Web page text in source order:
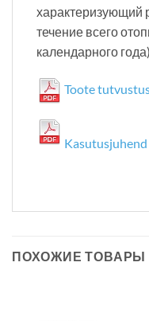
характеризующий
течение всего
календарного
Toote
Kasutusjuhend
ПОХОЖИЕ ТОВАРЫ